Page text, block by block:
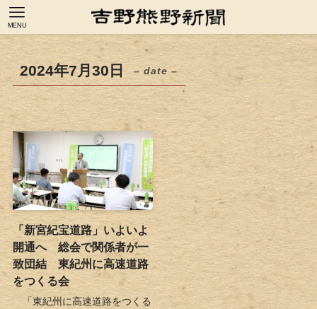
MENU
2024年7月30日 – date –
「新宮紀宝道路」いよいよ
開通へ 総会で関係者が一
致団結 東紀州に高速道路
をつくる会
「東紀州に高速道路をつくる